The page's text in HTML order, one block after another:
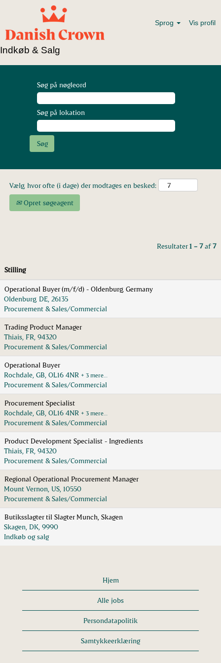
Sprog Vis profil
Indkøb & Salg
Søg på nøgleord
Søg på lokation
Vælg, hvor ofte (i dage) der modtages en besked:
Opret søgeagent
Resultater1 – 7af7
Stilling
Operational Buyer (m/f/d) - Oldenburg, Germany
Oldenburg, DE, 26135
Procurement & Sales/Commercial
Trading Product Manager
Thiais, FR, 94320
Procurement & Sales/Commercial
Operational Buyer
Rochdale, GB, OL16 4NR + 3 mere…
Procurement & Sales/Commercial
Procurement Specialist
Rochdale, GB, OL16 4NR + 3 mere…
Procurement & Sales/Commercial
Product Development Specialist - Ingredients
Thiais, FR, 94320
Procurement & Sales/Commercial
Regional Operational Procurement Manager
Mount Vernon, US, 10550
Procurement & Sales/Commercial
Butiksslagter til Slagter Munch, Skagen
Skagen, DK, 9990
Indkøb og salg
Hjem
Alle jobs
Persondatapolitik
Samtykkeerklæring